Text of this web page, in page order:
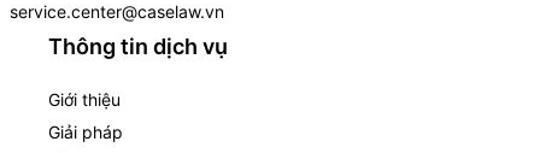
service.center@caselaw.vn
Thông tin dịch vụ
Giới thiệu
Giải pháp